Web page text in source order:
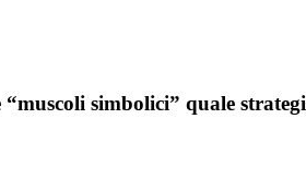
simbolici” quale